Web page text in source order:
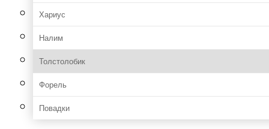
Хариус
Налим
Толстолобик
Форель
Повадки